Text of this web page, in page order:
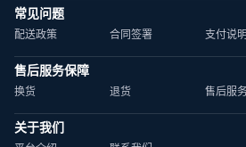
常见问题
配送政策 合同签署 支付说明
售后服务保障
换货 退货 售后服
关于我们